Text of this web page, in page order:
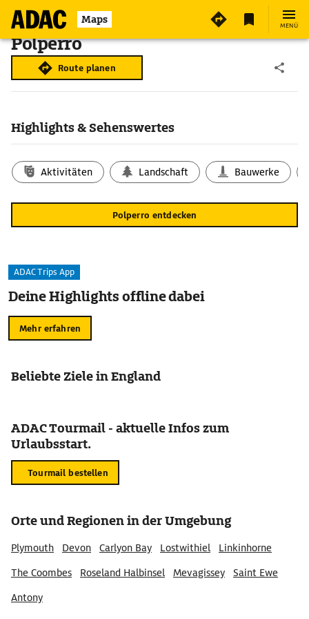
Maps MENÜ
Polperro
Route planen
Highlights & Sehenswertes
Aktivitäten Landschaft Bauwerke
Polperro entdecken
ADAC Trips App
Deine Highlights offline dabei
Mehr erfahren
Beliebte Ziele in England
ADAC Tourmail - aktuelle Infos zum
Urlaubsstart.
Tourmail bestellen
Orte und Regionen in der Umgebung
Plymouth Devon Carlyon Bay Lostwithiel
Linkinhorne
The Coombes
Roseland Halbinsel Mevagissey
Saint Ewe
Antony